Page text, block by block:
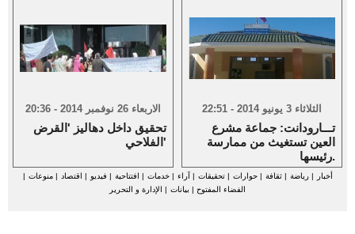
الاربعاء 26 نوفمبر 2014 - 20:36
تحقيق داخل دهاليز 'القرض
الفلاحي'
الثلاثاء 3 يونيو 2014 - 22:51
تـــارودانت: جماعة مشرع
العين تستغيث من ممارسة
رئيسها.
أخبار |رياضة |ثقافة |حوارات |تحقيقات | آراء |خدمات | افتتاحية | فيديو | اقتصاد |منوعات |
الفضاء المفتوح | بيانات | الإدارة و التحرير